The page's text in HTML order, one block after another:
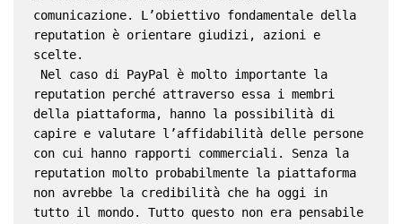
comunicazione. L’obiettivo fondamentale della
reputation è orientare giudizi, azioni e
scelte.
reputation perché attraverso essa i membri
della piattaforma, hanno la possibilità di
capire e valutare l’affidabilità delle persone
con cui hanno rapporti commerciali. Senza la
reputation molto probabilmente la piattaforma
non avrebbe la credibilità che ha oggi in
tutto il mondo. Tutto questo non era pensabile